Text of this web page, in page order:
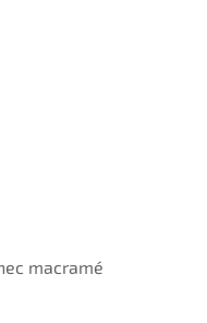
macramé